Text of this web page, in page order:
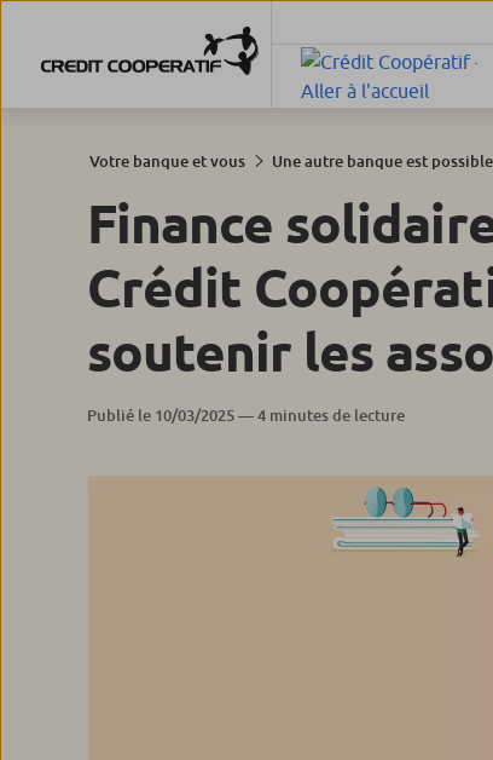
Votre banque et vous Une autre banque est possible
Finance
Crédit
soutenir les
Publié le 10/03/2025 — 4 minutes de lecture